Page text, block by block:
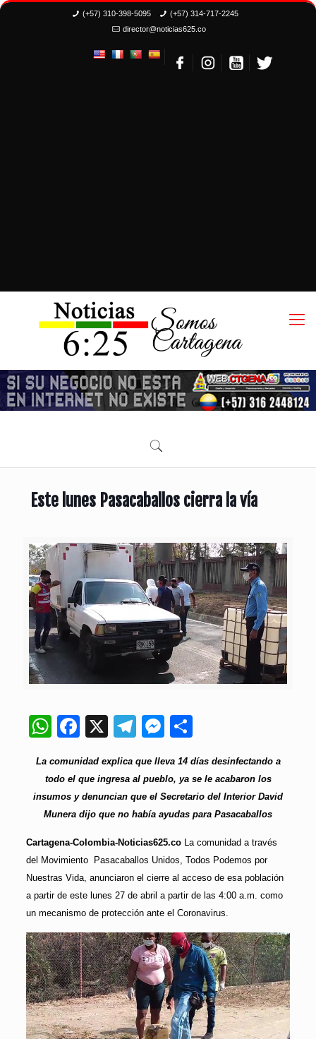
(+57) 310-398-5095
(+57) 314-717-2245
director@noticias625.co
Este lunes Pasacaballos cierra la vía
WhatsApp
Facebook
X Telegram
Messenger
La comunidad explica que lleva 14 días desinfectando a
todo el que ingresa al pueblo, ya se le acabaron los
insumos y denuncian que el Secretario del Interior David
Munera dijo que no había ayudas para Pasacaballos
Cartagena-Colombia-Noticias625.coLa comunidad a través
del Movimiento Pasacaballos Unidos, Todos Podemos por
Nuestras Vida, anunciaron el cierre al acceso de esa población
a partir de este lunes 27 de abril a partir de las 4:00 a.m. como
un mecanismo de protección ante el Coronavirus.